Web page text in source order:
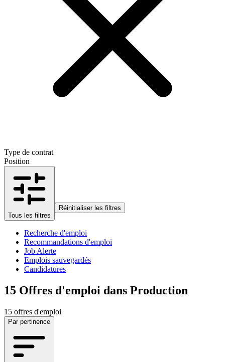
Type de contrat
Position
Tous les filtres
Réinitialiser les filtres
Recherche d'emploi
Recommandations d'emploi
Job Alerte
Emplois sauvegardés
Candidatures
15 Offres d'emploi dans Production
15 offres d'emploi
Par pertinence